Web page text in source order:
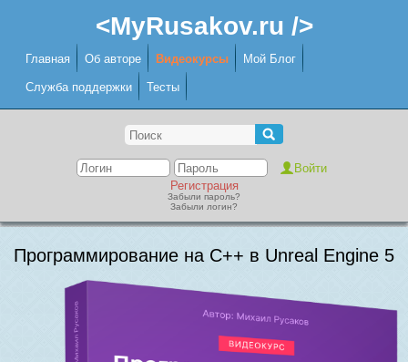
<MyRusakov.ru />
Главная Об авторе Видеокурсы Мой Блог
Служба поддержки Тесты
Регистрация
Забыли пароль?
Забыли логин?
Программирование на C++ в Unreal Engine 5